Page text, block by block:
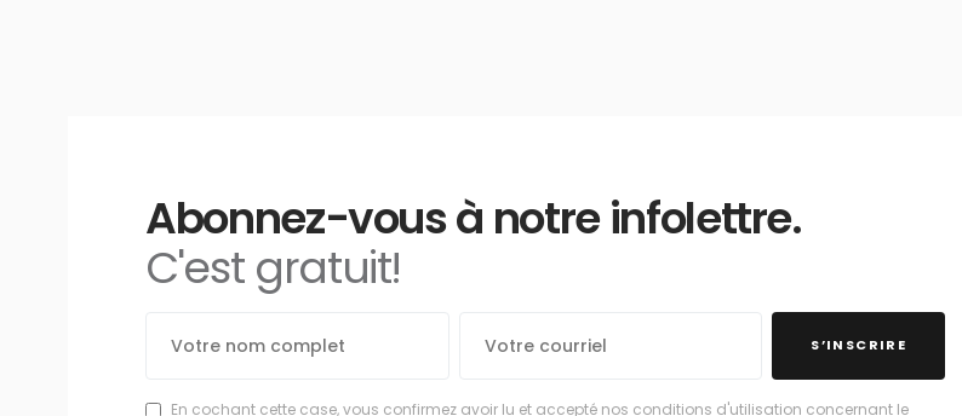
Abonnez-vous à notre infolettre.
C'est gratuit!
S’INSCRIRE
En cochant cette case, vous confirmez avoir lu et accepté nos conditions d'utilisation concernant le